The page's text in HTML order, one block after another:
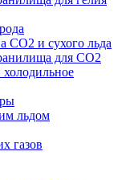
СО2 и сухого льда
для CO2
льдом
газов